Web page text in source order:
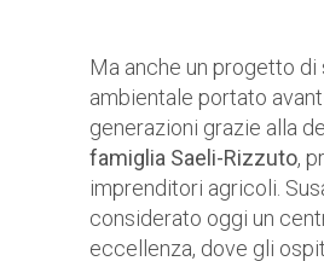
Ma anche un progetto
ambientale portato
generazioni grazie alla
famiglia Saeli-Rizzuto,
imprenditori agricoli.
considerato oggi un
eccellenza, dove gli